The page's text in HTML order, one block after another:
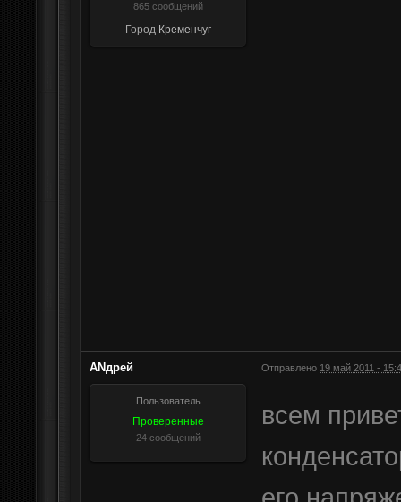
865 сообщений
Город Кременчуг
АNдрей Отправлено 19 май 2011 -
Пользователь
Проверенные
24 сообщений
всем